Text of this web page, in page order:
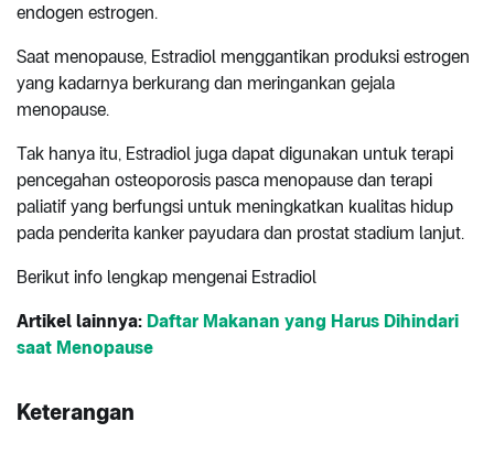
endogen estrogen.
Saat menopause, Estradiol menggantikan produksi estrogen
yang kadarnya berkurang dan meringankan gejala
menopause.
Tak hanya itu, Estradiol juga dapat digunakan untuk terapi
pencegahan osteoporosis pasca menopause dan terapi
paliatif yang berfungsi untuk meningkatkan kualitas hidup
pada penderita kanker payudara dan prostat stadium lanjut.
Berikut info lengkap mengenai Estradiol
Artikel lainnya: Daftar Makanan yang Harus Dihindari
saat Menopause
Keterangan